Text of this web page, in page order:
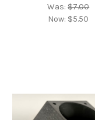
Was:$7.00
Now: $5.50